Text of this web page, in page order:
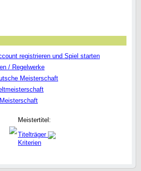
registrieren und Spiel starten
/ Regelwerke
Meisterschaft
Meistertitel:
Titelträger
Kriterien